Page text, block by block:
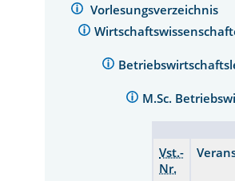
Vorlesungsverzeichnis
M.Sc.
Vst.-
Nr.